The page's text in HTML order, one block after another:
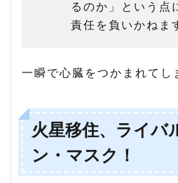
るのか」という点
責任を負いかねま
一瞬で心臓をつかまれてし
火星移住、ライバ
ン・マスク！